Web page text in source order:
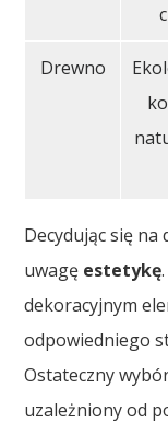
Drewno
Decydując się
uwagę estetykę
dekoracyjnym
odpowiedniego
Ostateczny
uzależniony od